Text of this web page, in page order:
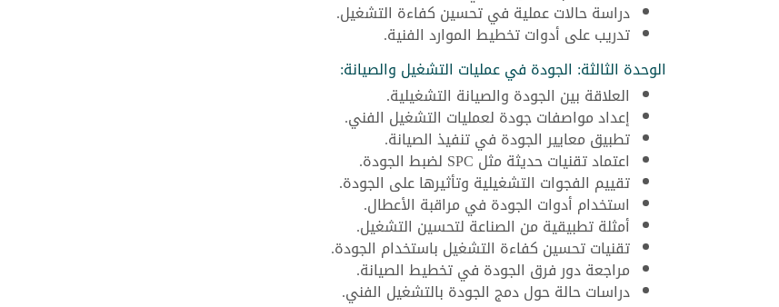
دراسة حالات عملية في تحسين كفاءة التشغيل.
تدريب على أدوات تخطيط الموارد الفنية.
الوحدة الثالثة: الجودة في عمليات التشغيل والصيانة:
العلاقة بين الجودة والصيانة التشغيلية.
إعداد مواصفات جودة لعمليات التشغيل الفني.
تطبيق معايير الجودة في تنفيذ الصيانة.
اعتماد تقنيات حديثة مثل SPC لضبط الجودة.
تقييم الفجوات التشغيلية وتأثيرها على الجودة.
استخدام أدوات الجودة في مراقبة الأعطال.
أمثلة تطبيقية من الصناعة لتحسين التشغيل.
تقنيات تحسين كفاءة التشغيل باستخدام الجودة.
مراجعة دور فرق الجودة في تخطيط الصيانة.
دراسات حالة حول دمج الجودة بالتشغيل الفني.